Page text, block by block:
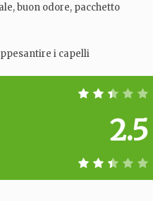
buon odore, pacchetto
i capelli
2.5